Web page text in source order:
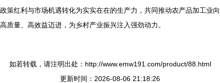
政策红利与市场机遇转化为实实在在的生产力，共同推动农产品加工业向
高质量、高效益迈进，为乡村产业振兴注入强劲动力。
如若转载，请注明出处：http://www.emw191.com/product/88.html
更新时间：2026-08-06 21:18:26